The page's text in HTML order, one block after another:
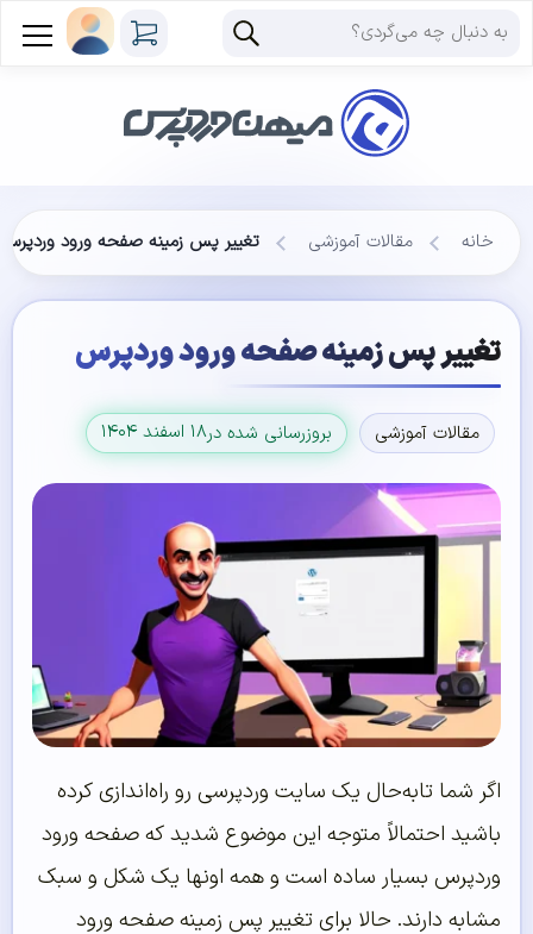
خانه مقالات آموزشی تغییر پس زمینه صفحه ورود وردپرس
تغییر پس زمینه صفحه ورود وردپرس
مقالات آموزشی بروزرسانی شده در۱۸ اسفند ۱۴۰۴
اگر شما تابه‌حال یک سایت وردپرسی رو راه‌اندازی کرده
باشید احتمالاً متوجه این موضوع شدید که صفحه ورود
وردپرس بسیار ساده است و همه اونها یک شکل و سبک
مشابه دارند. حالا برای تغییر پس زمینه صفحه ورود